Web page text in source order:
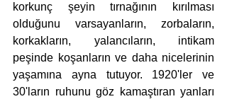
korkunç şeyin tırnağının kırılması
olduğunu varsayanların, zorbaların,
korkakların, yalancıların, intikam
peşinde koşanların ve daha nicelerinin
yaşamına ayna tutuyor. 1920'ler ve
30'ların ruhunu göz kamaştıran yanları